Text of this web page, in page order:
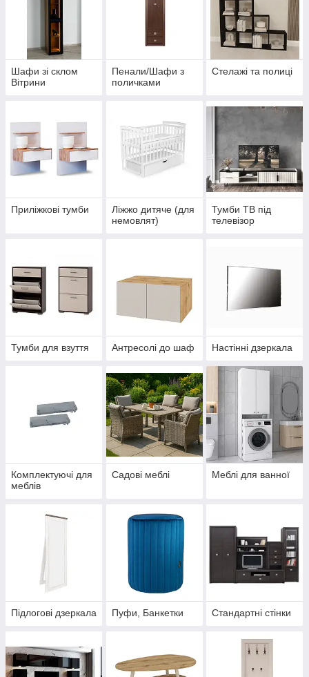
Шафи зі склом
Вітрини
Пенали/Шафи з
поличками
Стелажі та полиці
Приліжкові тумби
Ліжжо дитяче (для
немовлят)
Тумби ТВ під
телевізор
Тумби для взуття Антресолі до шаф Настінні дзеркала
Комплектуючі для
меблів
Садові меблі Меблі для ванної
Підлогові дзеркала Пуфи, Банкетки Стандартні стінки